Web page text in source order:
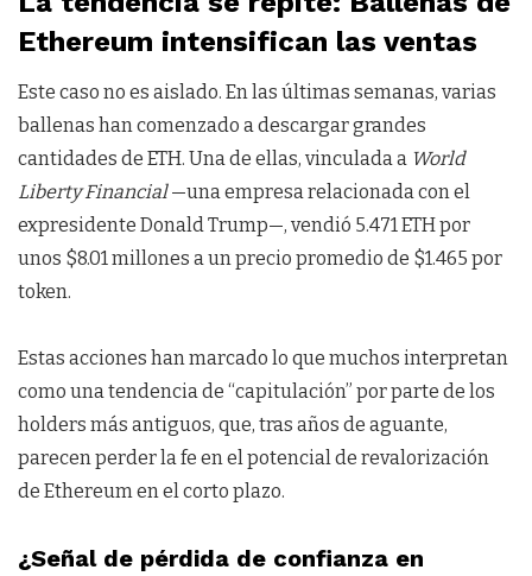
Ethereum intensifican las ventas
Este caso no es aislado. En las últimas semanas, varias
ballenas han comenzado a descargar grandes
cantidades de ETH. Una de ellas, vinculada a World
Liberty Financial—una empresa relacionada con el
expresidente Donald Trump—, vendió 5.471 ETH por
unos $8.01 millones a un precio promedio de $1.465 por
token.
Estas acciones han marcado lo que muchos interpretan
como una tendencia de “capitulación” por parte de los
holders más antiguos, que, tras años de aguante,
parecen perder la fe en el potencial de revalorización
de Ethereum en el corto plazo.
¿Señal de pérdida de confianza en